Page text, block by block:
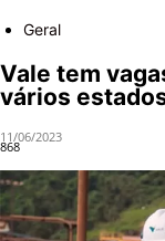
Geral
Vale tem
vários
11/06/2023
868